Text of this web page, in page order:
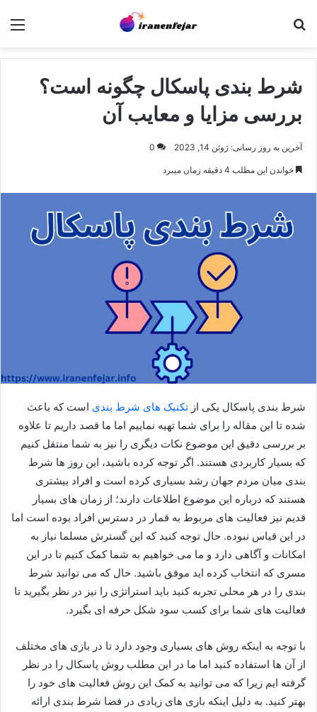
شرط بندی پاسکال چگونه است؟
بررسی مزایا و معایب آن
آخرین به روز رسانی: ژوئن 14, 2023 0
خواندن این مطلب 4 دقیقه زمان میبرد
شرط بندی پاسکال یکی از تکنیک های شرط بندی است که باعث
شده تا این مقاله را برای شما تهیه نماییم اما ما قصد داریم تا علاوه
بر بررسی دقیق این موضوع نکات دیگری را نیز به شما منتقل کنیم
که بسیار کاربردی هستند. اگر توجه کرده باشید، این روز ها شرط
بندی میان مردم جهان رشد بسیاری کرده است و افراد بیشتری
هستند که درباره این موضوع اطلاعات دارند؛ از زمان های بسیار
قدیم نیز فعالیت های مربوط به قمار در دسترس افراد بوده است اما
در این قیاس نبوده. حال توجه کنید که این گسترش مسلما نیاز به
امکانات و آگاهی دارد و ما می خواهیم به شما کمک کنیم تا در این
مسری که انتخاب کرده اید موفق باشید. حال که می توانید شرط
بندی را در هر محلی تجربه کنید باید استراتژی را نیز در نظر بگیرید تا
فعالیت های شما برای کسب سود شکل حرفه ای بگیرد.
با توجه به اینکه روش های بسیاری وجود دارد تا در بازی های مختلف
از آن ها استفاده کنید اما ما در این مطلب روش پاسکال را در نظر
گرفته ایم زیرا که می توانید به کمک این روش فعالیت های خود را
بهتر کنید. به دلیل اینکه بازی های زیادی در فضا شرط بندی ارائه